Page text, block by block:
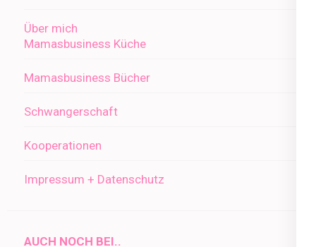
Über mich
Mamasbusiness Küche
Mamasbusiness Bücher
Schwangerschaft
Kooperationen
Impressum + Datenschutz
AUCH NOCH BEI..